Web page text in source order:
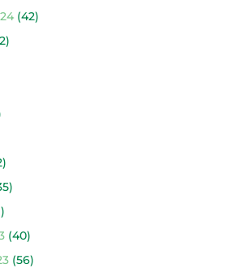
(42)
(40)
(56)